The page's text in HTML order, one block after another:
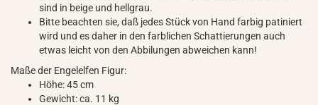
sind in beige und hellgrau.
Bitte beachten sie, daß jedes Stück von Hand farbig patiniert
wird und es daher in den farblichen Schattierungen auch
etwas leicht von den Abbilungen abweichen kann!
Maße der Engelelfen Figur:
Höhe: 45 cm
Gewicht: ca. 11 kg